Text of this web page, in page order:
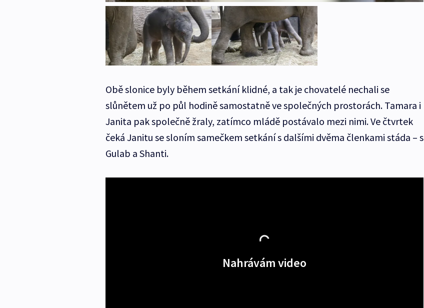
Obě slonice byly během setkání klidné, a tak je chovatelé nechali se
slůnětem už po půl hodině samostatně ve společných prostorách. Tamara i
Janita pak společně žraly, zatímco mládě postávalo mezi nimi. Ve čtvrtek
čeká Janitu se sloním samečkem setkání s dalšími dvěma členkami stáda – s
Gulab a Shanti.
Nahrávám video